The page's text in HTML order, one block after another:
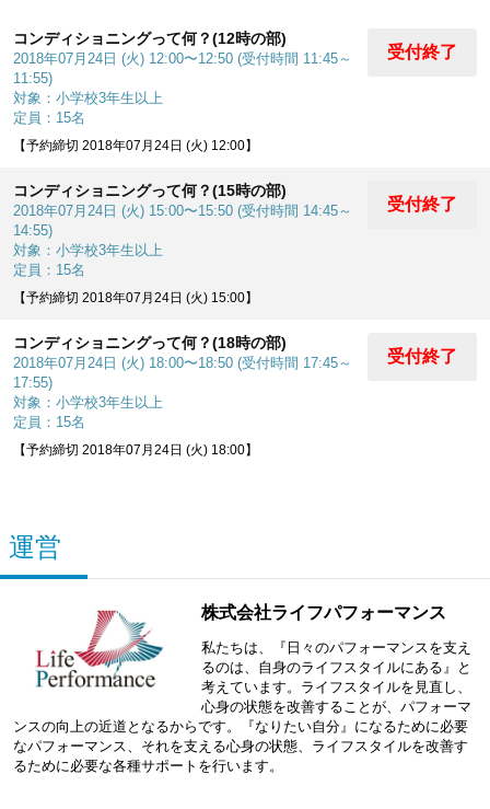
コンディショニングって何？(12時の部)
2018年07月24日 (火) 12:00〜12:50 (受付時間 11:45～
11:55)
対象：小学校3年生以上
定員：15名
受付終了
【予約締切 2018年07月24日 (火) 12:00】
コンディショニングって何？(15時の部)
2018年07月24日 (火) 15:00〜15:50 (受付時間 14:45～
14:55)
対象：小学校3年生以上
定員：15名
受付終了
【予約締切 2018年07月24日 (火) 15:00】
コンディショニングって何？(18時の部)
2018年07月24日 (火) 18:00〜18:50 (受付時間 17:45～
17:55)
対象：小学校3年生以上
定員：15名
受付終了
【予約締切 2018年07月24日 (火) 18:00】
運営
株式会社ライフパフォーマンス
私たちは、『日々のパフォーマンスを支え
るのは、自身のライフスタイルにある』と
考えています。ライフスタイルを見直し、
心身の状態を改善することが、パフォーマ
ンスの向上の近道となるからです。『なりたい自分』になるために必要
なパフォーマンス、それを支える心身の状態、ライフスタイルを改善す
るために必要な各種サポートを行います。